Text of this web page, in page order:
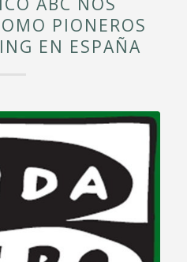
PIONEROS
EN ESPAÑA